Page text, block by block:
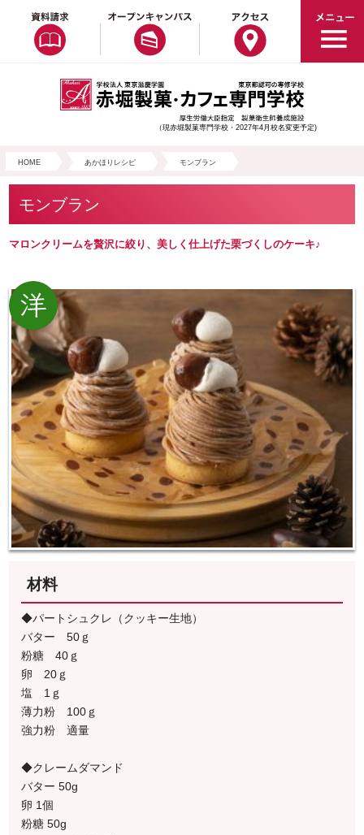
（現赤堀製菓専門学校・2027年4月校名変更予定)
HOME あかほりレシピ モンブラン
モンブラン
マロンクリームを贅沢に絞り、美しく仕上げた栗づくしのケーキ♪
材料
◆パートシュクレ（クッキー生地）
バター 50ｇ
粉糖 40ｇ
卵 20ｇ
塩 1ｇ
薄力粉 100ｇ
強力粉 適量
◆クレームダマンド
バター 50g
卵 1個
粉糖 50g